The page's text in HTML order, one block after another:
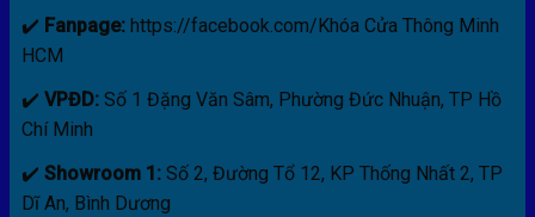
✔️ Fanpage:https://facebook.com/Khóa Cửa Thông Minh
HCM
✔️ VPĐD: Số 1 Đặng Văn Sâm, Phường Đức Nhuận, TP Hồ
Chí Minh
✔️ Showroom 1:Số 2, Đường Tổ 12, KP Thống Nhất 2, TP
Dĩ An, Bình Dương